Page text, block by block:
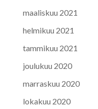
maaliskuu 2021
helmikuu 2021
tammikuu 2021
joulukuu 2020
marraskuu 2020
lokakuu 2020